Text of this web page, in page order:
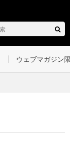
ウェブマガジン